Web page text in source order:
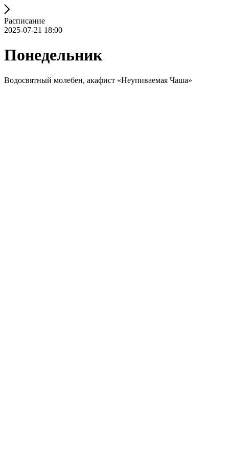
Расписание
2025-07-21 18:00
Понедельник
Водосвятный молебен, акафист «Неупиваемая Чаша»